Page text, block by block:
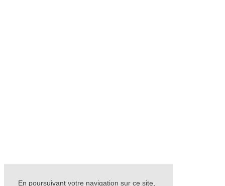
En poursuivant votre navigation sur ce site,